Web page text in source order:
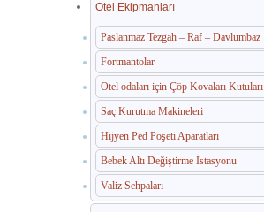
Otel Ekipmanları
Paslanmaz Tezgah – Raf – Davlumbaz
Fortmantolar
Otel odaları için Çöp Kovaları Kutuları
Saç Kurutma Makineleri
Hijyen Ped Poşeti Aparatları
Bebek Altı Değiştirme İstasyonu
Valiz Sehpaları